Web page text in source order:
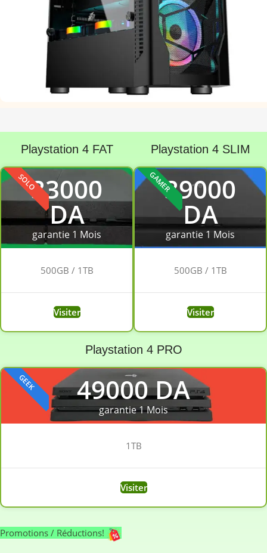
decouvrir nos produits
Playstation 4 FAT
SOLO33000
DA
garantie 1 Mois
500GB / 1TB
Visiter
Playstation 4 SLIM
GAMER39000
DA
garantie 1 Mois
500GB / 1TB
Visiter
Playstation 4 PRO
GEEK 49000 DA
garantie 1 Mois
1TB
Visiter
Promotions / Réductions!